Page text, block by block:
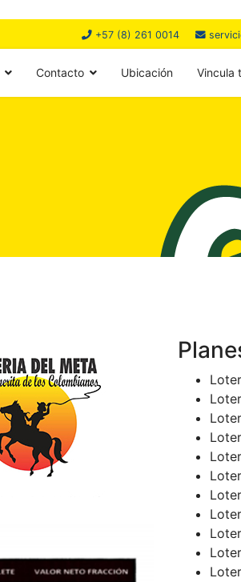
+57 (8) 261 0014
Contacto Ubicación Vincula